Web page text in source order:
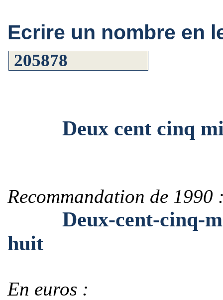
Ecrire un nombre en
Deux cent cinq
Recommandation de 1990
Deux-cent-cinq-
huit
En euros :